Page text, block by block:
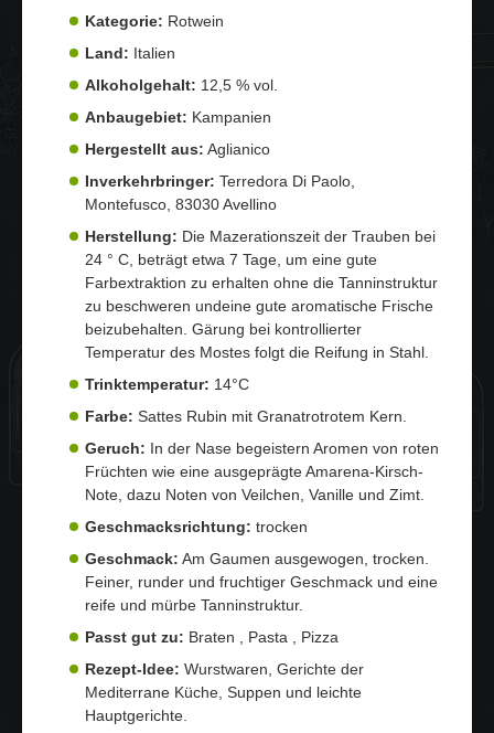
Kategorie: Rotwein
Land: Italien
Alkoholgehalt: 12,5 % vol.
Anbaugebiet: Kampanien
Hergestellt aus: Aglianico
Inverkehrbringer: Terredora Di Paolo,
Montefusco, 83030 Avellino
Herstellung: Die Mazerationszeit der Trauben bei
24 ° C, beträgt etwa 7 Tage, um eine gute
Farbextraktion zu erhalten ohne die Tanninstruktur
zu beschweren undeine gute aromatische Frische
beizubehalten. Gärung bei kontrollierter
Temperatur des Mostes folgt die Reifung in Stahl.
Trinktemperatur: 14°C
Farbe: Sattes Rubin mit Granatrotrotem Kern.
Geruch: In der Nase begeistern Aromen von roten
Früchten wie eine ausgeprägte Amarena-Kirsch-
Note, dazu Noten von Veilchen, Vanille und Zimt.
Geschmacksrichtung: trocken
Geschmack: Am Gaumen ausgewogen, trocken.
Feiner, runder und fruchtiger Geschmack und eine
reife und mürbe Tanninstruktur.
Passt gut zu: Braten , Pasta , Pizza
Rezept-Idee: Wurstwaren, Gerichte der
Mediterrane Küche, Suppen und leichte
Hauptgerichte.